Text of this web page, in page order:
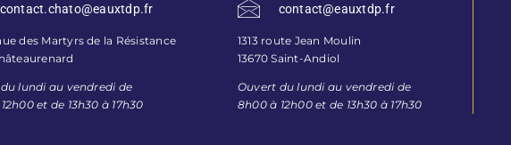
contact.chato@eauxtdp.fr
des Martyrs de la Résistance
lundi au vendredi de
et de 13h30 à 17h30
contact@eauxtdp.fr
1313 route Jean Moulin
13670 Saint-Andiol
Ouvert du lundi au vendredi de
8h00 à 12h00 et de 13h30 à 17h30